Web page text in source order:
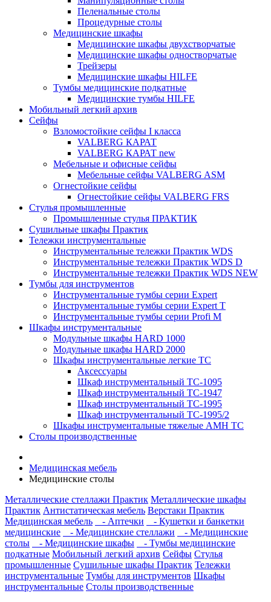
Пеленальные столы
Процедурные столы
Медицинские шкафы
Медицинские шкафы двухстворчатые
Медицинские шкафы одностворчатые
Трейзеры
Медицинские шкафы HILFE
Тумбы медицинские подкатные
Медицинские тумбы HILFE
Мобильный легкий архив
Сейфы
Взломостойкие сейфы I класса
VALBERG КАРАТ
VALBERG КАРАТ new
Мебельные и офисные сейфы
Мебельные сейфы VALBERG ASM
Огнестойкие сейфы
Огнестойкие сейфы VALBERG FRS
Стулья промышленные
Промышленные стулья ПРАКТИК
Сушильные шкафы Практик
Тележки инструментальные
Инструментальные тележки Практик WDS
Инструментальные тележки Практик WDS D
Инструментальные тележки Практик WDS NEW
Тумбы для инструментов
Инструментальные тумбы серии Expert
Инструментальные тумбы серии Expert T
Инструментальные тумбы серии Profi M
Шкафы инструментальные
Модульные шкафы HARD 1000
Модульные шкафы HARD 2000
Шкафы инструментальные легкие ТС
Аксессуары
Шкаф инструментальный TC-1095
Шкаф инструментальный TC-1947
Шкаф инструментальный TC-1995
Шкаф инструментальный TC-1995/2
Шкафы инструментальные тяжелые AMH TC
Столы производственные
Медицинская мебель
Медицинские столы
Металлические стеллажи Практик Металлические шкафы
Практик Антистатическая мебель Верстаки Практик
Медицинская мебель
- Аптечки
- Кушетки и банкетки
медицинские
- Медицинские стеллажи
- Медицинские
столы
- Медицинские шкафы
- Тумбы медицинские
подкатные Мобильный легкий архив Сейфы Стулья
промышленные Сушильные шкафы Практик Тележки
инструментальные Тумбы для инструментов Шкафы
инструментальные Столы производственные